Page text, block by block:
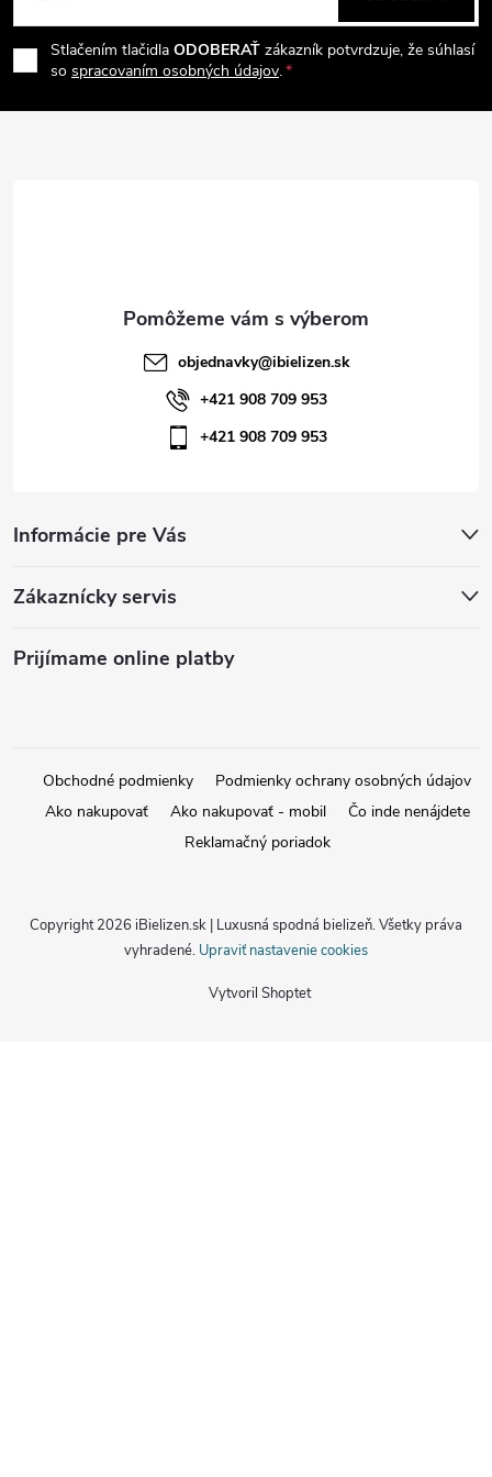
p
r
v
i
e
á
p
Stlačením tlačidla ODOBERAŤ zákazník potvrdzuje, že súhlasí
so spracovaním osobných údajov.
Informácie pre Vás
Zákaznícky servis
Prijímame online platby
objednavky@ibielizen.sk
+421 908 709 953
+421 908 709 953
Obchodné podmienky
Podmienky ochrany osobných údajov
Ako nakupovať
Ako nakupovať - mobil
Čo inde nenájdete
Reklamačný poriadok
Vytvoril Shoptet
Copyright 2026 iBielizen.sk | Luxusná spodná bielizeň. Všetky práva
vyhradené. Upraviť nastavenie cookies